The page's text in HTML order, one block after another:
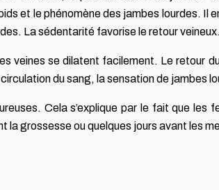
et le phénomène des jambes lourdes. Il
La sédentarité favorise le retour veineux.
veines se dilatent facilement. Le retour
du sang, la sensation de jambes
Cela s’explique par le fait que les
la grossesse ou quelques jours avant les